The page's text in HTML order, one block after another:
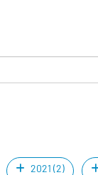
2021 (2)